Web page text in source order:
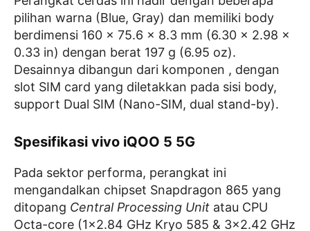
pilihan warna (Blue, Gray) dan memiliki body
berdimensi 160 x 75.6 x 8.3 mm (6.30 x 2.98 x
0.33 in) dengan berat 197 g (6.95 oz).
Desainnya dibangun dari komponen , dengan
slot SIM card yang diletakkan pada sisi body,
support Dual SIM (Nano-SIM, dual stand-by).
Spesifikasi vivo iQOO 5 5G
Pada sektor performa, perangkat ini
mengandalkan chipset Snapdragon 865 yang
ditopang Central Processing Unit atau CPU
Octa-core (1×2.84 GHz Kryo 585 & 3×2.42 GHz